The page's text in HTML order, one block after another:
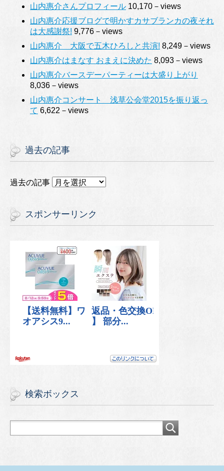
山内惠介さんプロフィール 10,170－views
山内惠介応援ブログで明かすカサブランカの夜それ
は大感謝祭! 9,776－views
山内惠介 大阪で五木ひろしと共演! 8,249－views
山内惠介はまなす おまえに決めた 8,093－views
山内惠介バースデーパーティーは大盛り上がり
8,036－views
山内惠介コンサート 浅草公会堂2015を振り返っ
て 6,622－views
過去の記事
過去の記事
スポンサーリンク
検索ボックス